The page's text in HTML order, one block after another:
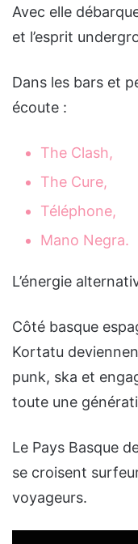
Avec elle
et l’esprit
Dans les bars et
écoute :
The Clash,
The Cure,
Téléphone,
Mano Negra.
L’énergie
Côté basque
Kortatu
punk, ska et
toute une
Le Pays Basque
se croisent
voyageurs.